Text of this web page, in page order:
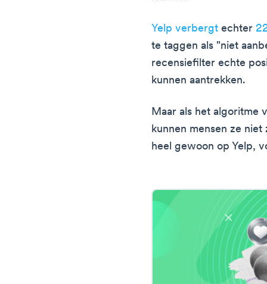
Yelp verbergt echter
te taggen als "niet
recensiefilter echte
kunnen aantrekken.
Maar als het algoritme
kunnen mensen ze
heel gewoon op Yelp,